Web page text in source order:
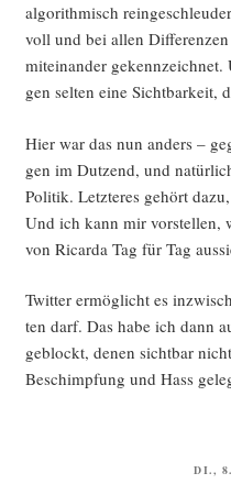
algo­rith­misch
voll und bei allen
mit­ein­an­der
gen sel­ten eine Sicht­bar­keit,
Hier war das nun anders –
gen im Dut­zend, und
Poli­tik. Letz­te­res gehört
Und ich kann mir vor­stel­len,
von Ricar­da Tag für Tag
Twit­ter ermög­licht es
ten darf. Das habe ich dann
geblockt, denen sicht­bar
Beschimp­fung und Hass
DI.,